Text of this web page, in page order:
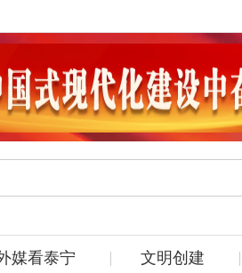
媒看泰宁 文明创建